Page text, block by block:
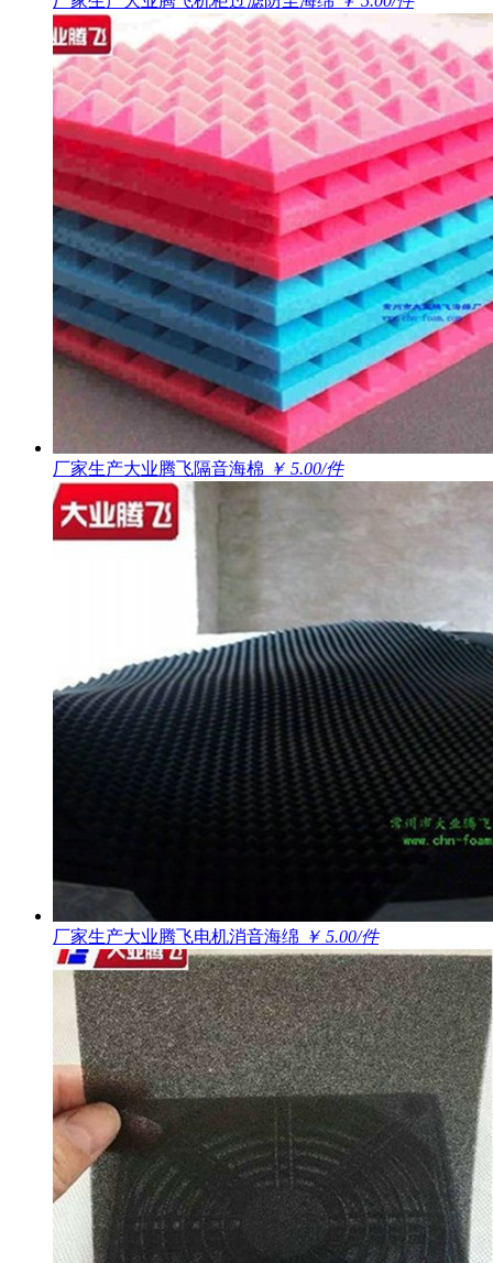
厂家生产大业腾飞隔音海棉 ￥ 5.00/件
厂家生产大业腾飞电机消音海绵 ￥ 5.00/件